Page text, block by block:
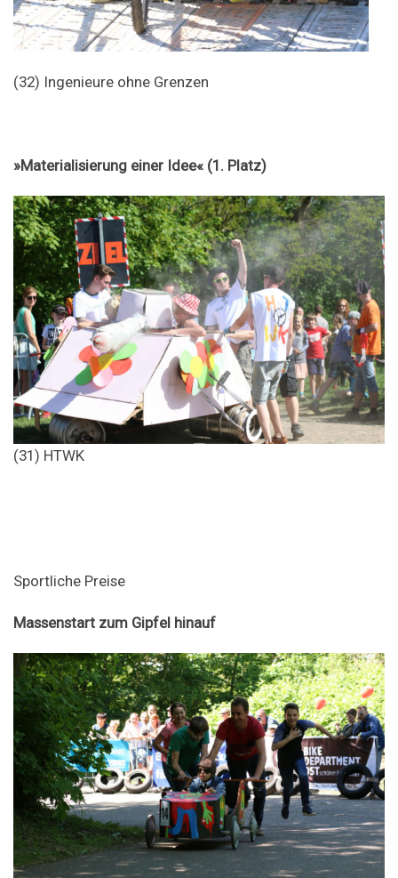
(32) Ingenieure ohne Grenzen
»Materialisierung einer Idee« (1. Platz)
(31) HTWK
Sportliche Preise
Massenstart zum Gipfel hinauf